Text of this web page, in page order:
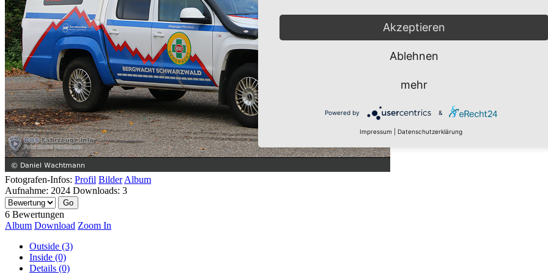
Fotografen-Infos: Profil Bilder Album
Aufnahme: 2024 Downloads: 3
6 Bewertungen
Album Download Zoom In
Outside (3)
Inside (0)
Details (0)
Akzeptieren
Ablehnen
mehr
Powered by &
Impressum Datenschutzerklärung